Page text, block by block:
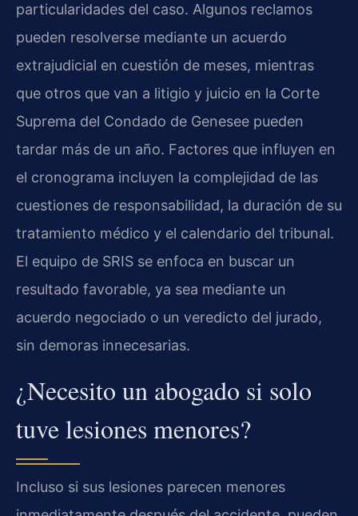
particularidades del caso. Algunos reclamos
pueden resolverse mediante un acuerdo
extrajudicial en cuestión de meses, mientras
que otros que van a litigio y juicio en la Corte
Suprema del Condado de Genesee pueden
tardar más de un año. Factores que influyen en
el cronograma incluyen la complejidad de las
cuestiones de responsabilidad, la duración de su
tratamiento médico y el calendario del tribunal.
El equipo de SRIS se enfoca en buscar un
resultado favorable, ya sea mediante un
acuerdo negociado o un veredicto del jurado,
sin demoras innecesarias.
¿Necesito un abogado si solo
tuve lesiones menores?
Incluso si sus lesiones parecen menores